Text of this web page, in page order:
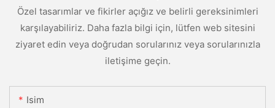
Özel tasarımlar ve fikirler açığız ve belirli gereksinimleri
karşılayabiliriz. Daha fazla bilgi için, lütfen web sitesini
ziyaret edin veya doğrudan sorularınız veya sorularınızla
iletişime geçin.
Isim